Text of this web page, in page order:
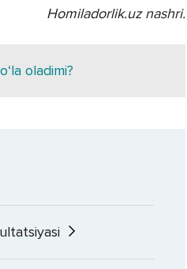
Homiladorlik.uz nashri.
oladimi?